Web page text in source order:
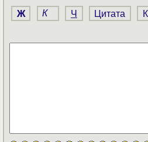
Ж К Ч Цитата